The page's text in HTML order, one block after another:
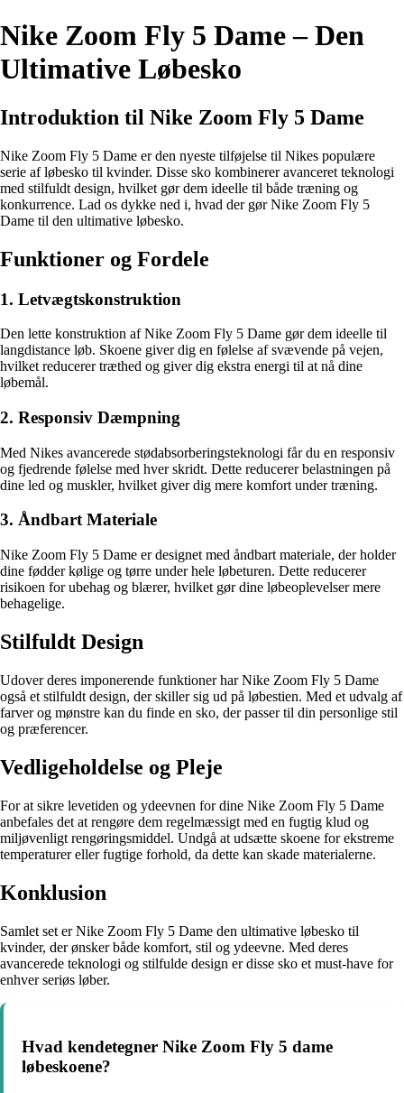
Nike Zoom Fly 5 Dame – Den
Ultimative Løbesko
Introduktion til Nike Zoom Fly 5 Dame
Nike Zoom Fly 5 Dame er den nyeste tilføjelse til Nikes populære
serie af løbesko til kvinder. Disse sko kombinerer avanceret teknologi
med stilfuldt design, hvilket gør dem ideelle til både træning og
konkurrence. Lad os dykke ned i, hvad der gør Nike Zoom Fly 5
Dame til den ultimative løbesko.
Funktioner og Fordele
1. Letvægtskonstruktion
Den lette konstruktion af Nike Zoom Fly 5 Dame gør dem ideelle til
langdistance løb. Skoene giver dig en følelse af svævende på vejen,
hvilket reducerer træthed og giver dig ekstra energi til at nå dine
løbemål.
2. Responsiv Dæmpning
Med Nikes avancerede stødabsorberingsteknologi får du en responsiv
og fjedrende følelse med hver skridt. Dette reducerer belastningen på
dine led og muskler, hvilket giver dig mere komfort under træning.
3. Åndbart Materiale
Nike Zoom Fly 5 Dame er designet med åndbart materiale, der holder
dine fødder kølige og tørre under hele løbeturen. Dette reducerer
risikoen for ubehag og blærer, hvilket gør dine løbeoplevelser mere
behagelige.
Stilfuldt Design
Udover deres imponerende funktioner har Nike Zoom Fly 5 Dame
også et stilfuldt design, der skiller sig ud på løbestien. Med et udvalg af
farver og mønstre kan du finde en sko, der passer til din personlige stil
og præferencer.
Vedligeholdelse og Pleje
For at sikre levetiden og ydeevnen for dine Nike Zoom Fly 5 Dame
anbefales det at rengøre dem regelmæssigt med en fugtig klud og
miljøvenligt rengøringsmiddel. Undgå at udsætte skoene for ekstreme
temperaturer eller fugtige forhold, da dette kan skade materialerne.
Konklusion
Samlet set er Nike Zoom Fly 5 Dame den ultimative løbesko til
kvinder, der ønsker både komfort, stil og ydeevne. Med deres
avancerede teknologi og stilfulde design er disse sko et must-have for
enhver seriøs løber.
Hvad kendetegner Nike Zoom Fly 5 dame
løbeskoene?